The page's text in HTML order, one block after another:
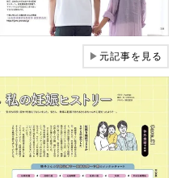
▶元記事を見る